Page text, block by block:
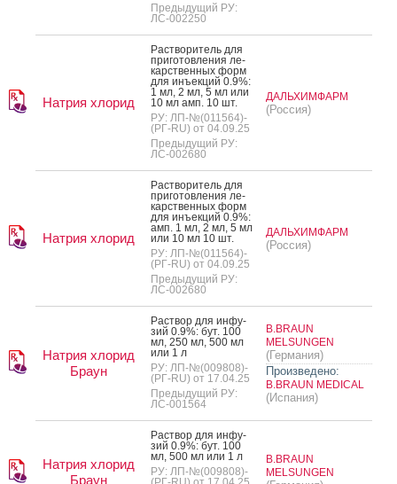
Предыдущий РУ:
ЛС-002250
Натрия хлорид
Рас­тво­ритель для
при­готов­ле­ния ле­
карс­твен­ных форм
для инъ­ек­ций 0.9%:
1 мл, 2 мл, 5 мл или
10 мл амп. 10 шт.
РУ: ЛП-№(011564)-
(РГ-RU) от 04.09.25
Предыдущий РУ:
ЛС-002680
ДАЛЬХИМФАРМ
(Россия)
Натрия хлорид
Рас­тво­ритель для
при­готов­ле­ния ле­
карс­твен­ных форм
для инъ­ек­ций 0.9%:
амп. 1 мл, 2 мл, 5 мл
или 10 мл 10 шт.
РУ: ЛП-№(011564)-
(РГ-RU) от 04.09.25
Предыдущий РУ:
ЛС-002680
ДАЛЬХИМФАРМ
(Россия)
Натрия хлорид
Браун
Рас­твор для ин­фу­
зий 0.9%: бут. 100
мл, 250 мл, 500 мл
или 1 л
РУ: ЛП-№(009808)-
(РГ-RU) от 17.04.25
Предыдущий РУ:
ЛС-001564
B.BRAUN
MELSUNGEN
(Германия)
Произведено:
B.BRAUN MEDICAL
(Испания)
Натрия хлорид
Браун
Рас­твор для ин­фу­
зий 0.9%: бут. 100
мл, 500 мл или 1 л
РУ: ЛП-№(009808)-
B.BRAUN
MELSUNGEN